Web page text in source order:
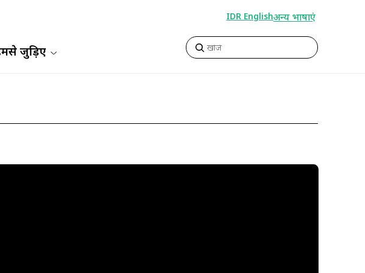
जुड़िए
IDR Englishअन्य भाषाएं